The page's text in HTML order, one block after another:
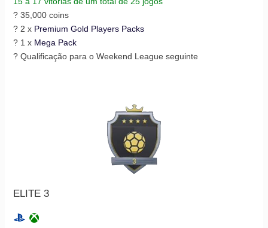
? 35,000 coins
? 2 x Premium Gold Players Packs
? 1 x Mega Pack
? Qualificação para o Weekend League seguinte
ELITE 3